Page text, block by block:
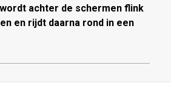
achter de schermen flink
en rijdt daarna rond in een